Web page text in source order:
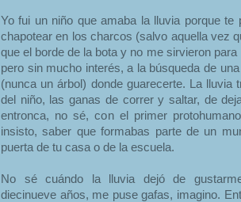
Yo fui un niño que amaba la lluvia porque
chapotear en los charcos (salvo aquella vez
que el borde de la bota y no me sirvieron
pero sin mucho interés, a la búsqueda de
(nunca un árbol) donde guarecerte. La lluvia
del niño, las ganas de correr y saltar, de
entronca, no sé, con el primer
insisto, saber que formabas parte de un
puerta de tu casa o de la escuela.
No sé cuándo la lluvia dejó de
diecinueve años, me puse gafas, imagino.